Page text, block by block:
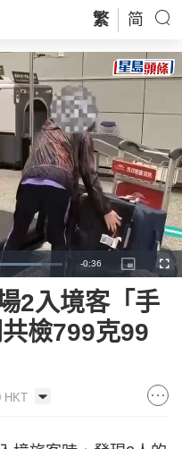
繁 简
Remaining
Time
-0:36
Picture-
in-
2入境客「手
檢799克99
HKT